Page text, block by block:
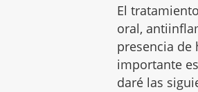
El
oral,
presencia de
importante
daré las